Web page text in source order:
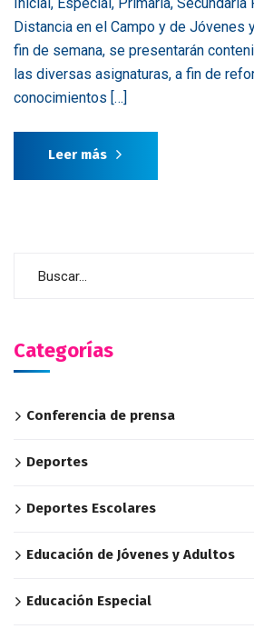
Distancia en el Campo y de Jóvenes
fin de semana, se presentarán
las diversas asignaturas, a fin de
conocimientos […]
Leer más
Categorías
Conferencia de prensa
Deportes
Deportes Escolares
Educación de Jóvenes y Adultos
Educación Especial